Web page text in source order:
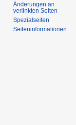
Änderungen an
verlinkten Seiten
Spezialseiten
Seiten­informationen